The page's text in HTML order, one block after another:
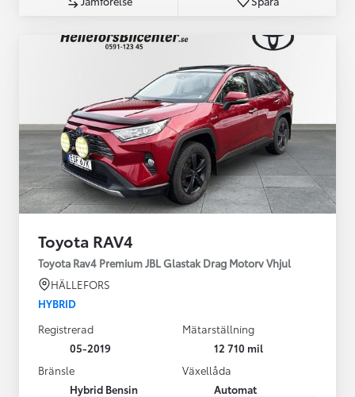
Toyota RAV4
Toyota Rav4 Premium JBL Glastak Drag Motorv Vhjul
HÄLLEFORS
HYBRID
Registrerad
05-2019
Mätarställning
12 710 mil
Bränsle
Hybrid Bensin
Växellåda
Automat